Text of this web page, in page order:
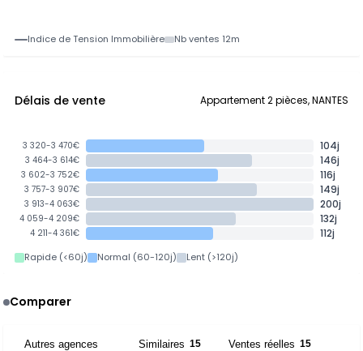
Indice de Tension Immobilière Nb ventes 12m
Délais de vente Appartement 2 pièces, NANTES
3 320-3 470€ 104j
3 464-3 614€ 146j
3 602-3 752€ 116j
3 757-3 907€ 149j
3 913-4 063€ 200j
4 059-4 209€ 132j
4 211-4 361€ 112j
Rapide (<60j) Normal (60-120j) Lent (>120j)
Comparer
Autres agences Similaires 15 Ventes réelles 15